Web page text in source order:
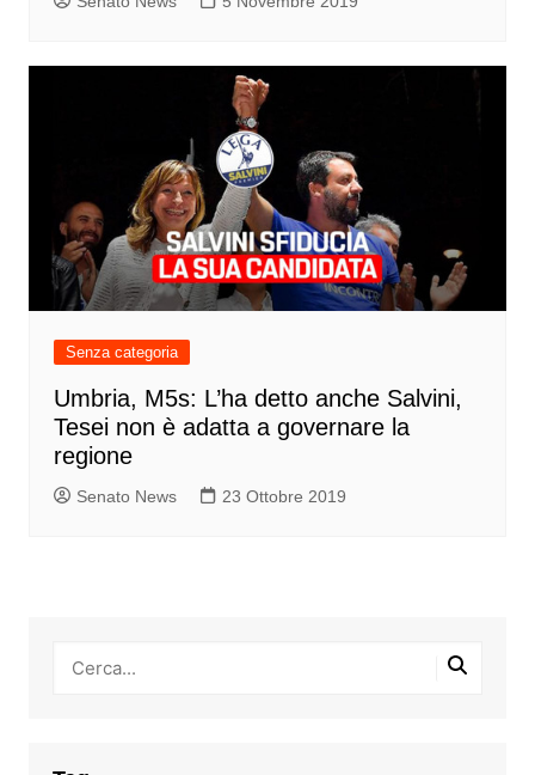
Senza categoria
Umbria, M5s: L’ha detto anche Salvini,
Tesei non è adatta a governare la
regione
Senato News 23 Ottobre 2019